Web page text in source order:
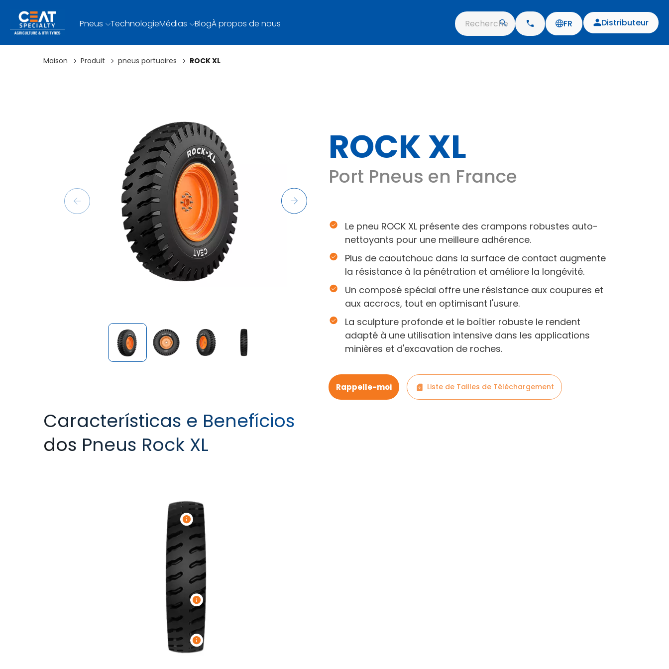
Pneus TechnologieMédias BlogÀ propos de nous Recherche FR Distributeur
Maison Produit pneus portuaires ROCK XL
Características e Benefícios
dos Pneus Rock XL
ROCK XL
Port Pneus en France
Le pneu ROCK XL présente des crampons robustes auto-
nettoyants pour une meilleure adhérence.
Plus de caoutchouc dans la surface de contact augmente
la résistance à la pénétration et améliore la longévité.
Un composé spécial offre une résistance aux coupures et
aux accrocs, tout en optimisant l'usure.
La sculpture profonde et le boîtier robuste le rendent
adapté à une utilisation intensive dans les applications
minières et d'excavation de roches.
Rappelle-moi Liste de Tailles de Téléchargement